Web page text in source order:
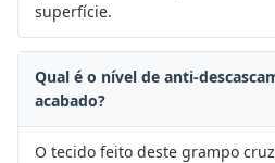
superfície.
Qual é o nível de anti-
acabado?
O tecido feito deste grampo